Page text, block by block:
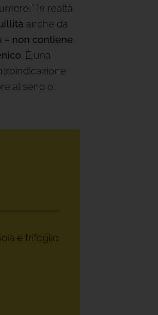
In realtà
anche da
– non contiene
. È una
al seno o
e trifoglio